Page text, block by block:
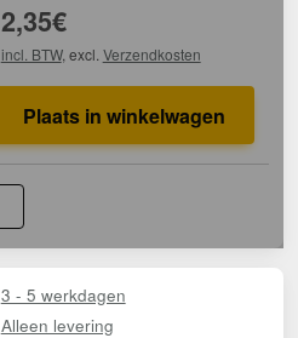
2,35€
incl. BTW, excl. Verzendkosten
Plaats in winkelwagen
3 - 5 werkdagen
Alleen levering